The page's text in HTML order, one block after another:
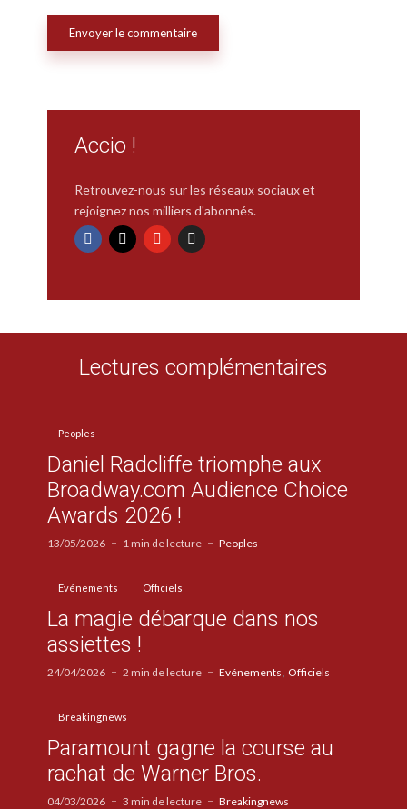
Accio !
Retrouvez-nous sur les réseaux sociaux et
rejoignez nos milliers d'abonnés.
Lectures complémentaires
Peoples
Daniel Radcliffe triomphe aux
Broadway.com Audience Choice
Awards 2026 !
13/05/2026 1 min de lecture Peoples
Evénements Officiels
La magie débarque dans nos
assiettes !
24/04/2026 2 min de lecture Evénements Officiels
Breakingnews
Paramount gagne la course au
rachat de Warner Bros.
04/03/2026 3 min de lecture Breakingnews